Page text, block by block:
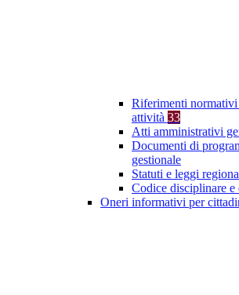
Riferimenti normativi
attività 33
Atti amministrativi
Documenti di
gestionale
Statuti e leggi
Codice disciplinare e
Oneri informativi per